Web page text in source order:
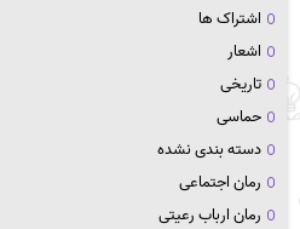
اشتراک ها
اشعار
تاریخی
حماسی
دسته بندی نشده
رمان اجتماعی
رمان ارباب رعیتی